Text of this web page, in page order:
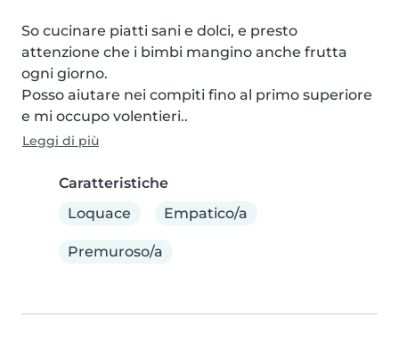
So cucinare piatti sani e dolci, e presto
attenzione che i bimbi mangino anche frutta
ogni giorno.
Posso aiutare nei compiti fino al primo superiore
e mi occupo volentieri..
Leggi di più
Caratteristiche
Loquace
Empatico/a
Premuroso/a